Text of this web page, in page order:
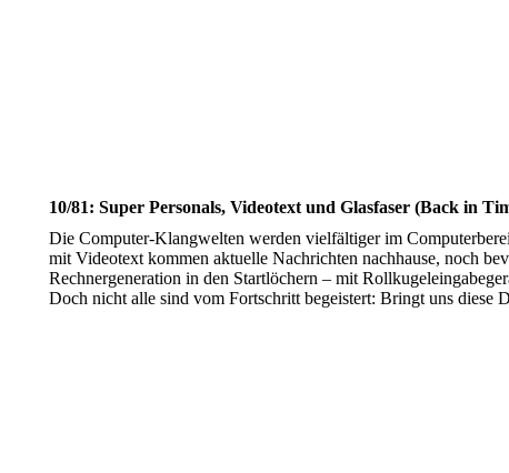
10/81: Super Personals, Videotext und Glasfaser (Back in
Die Computer-Klangwelten werden vielfältiger im
mit Videotext kommen aktuelle Nachrichten nachhause, noch
Rechnergeneration in den Startlöchern – mit
Doch nicht alle sind vom Fortschritt begeistert: Bringt uns diese